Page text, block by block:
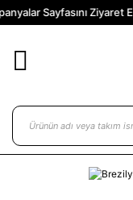
Sayfasını Ziyaret Et!